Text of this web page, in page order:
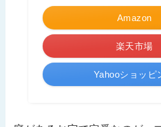
Amazon
楽天市場
Yahooショッピ